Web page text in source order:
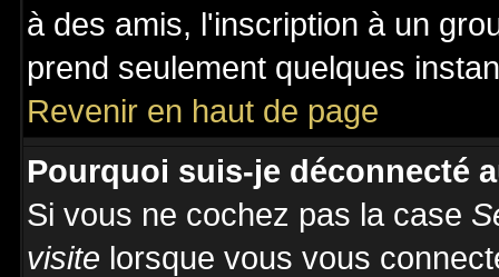
à des amis, l'inscription à un
prend seulement quelques
Revenir en haut de page
Pourquoi suis-je déconnecté
Si vous ne cochez pas la case
visite lorsque vous vous